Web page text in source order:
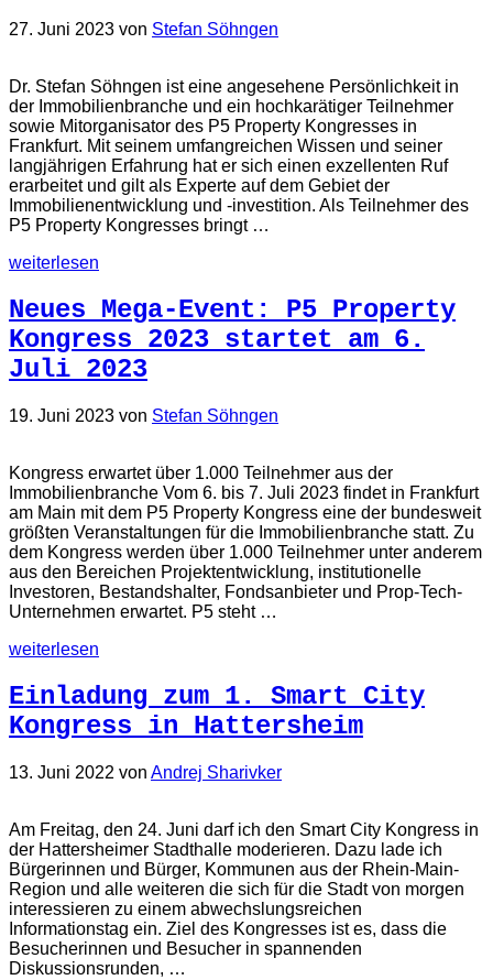
27. Juni 2023 von Stefan Söhngen
Dr. Stefan Söhngen ist eine angesehene Persönlichkeit in
der Immobilienbranche und ein hochkarätiger Teilnehmer
sowie Mitorganisator des P5 Property Kongresses in
Frankfurt. Mit seinem umfangreichen Wissen und seiner
langjährigen Erfahrung hat er sich einen exzellenten Ruf
erarbeitet und gilt als Experte auf dem Gebiet der
Immobilienentwicklung und -investition. Als Teilnehmer des
P5 Property Kongresses bringt …
weiterlesen
Neues Mega-Event: P5 Property
Kongress 2023 startet am 6.
Juli 2023
19. Juni 2023 von Stefan Söhngen
Kongress erwartet über 1.000 Teilnehmer aus der
Immobilienbranche Vom 6. bis 7. Juli 2023 findet in Frankfurt
am Main mit dem P5 Property Kongress eine der bundesweit
größten Veranstaltungen für die Immobilienbranche statt. Zu
dem Kongress werden über 1.000 Teilnehmer unter anderem
aus den Bereichen Projektentwicklung, institutionelle
Investoren, Bestandshalter, Fondsanbieter und Prop-Tech-
Unternehmen erwartet. P5 steht …
weiterlesen
Einladung zum 1. Smart City
Kongress in Hattersheim
13. Juni 2022 von Andrej Sharivker
Am Freitag, den 24. Juni darf ich den Smart City Kongress in
der Hattersheimer Stadthalle moderieren. Dazu lade ich
Bürgerinnen und Bürger, Kommunen aus der Rhein-Main-
Region und alle weiteren die sich für die Stadt von morgen
interessieren zu einem abwechslungsreichen
Informationstag ein. Ziel des Kongresses ist es, dass die
Besucherinnen und Besucher in spannenden
Diskussionsrunden, …